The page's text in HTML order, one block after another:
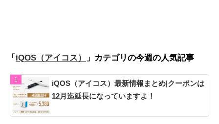
「 iQOS（アイコス） 」カテゴリの今週の人気記事
iQOS（アイコス）最新情報まとめ|クーポンは
12月迄延長になっていますよ！